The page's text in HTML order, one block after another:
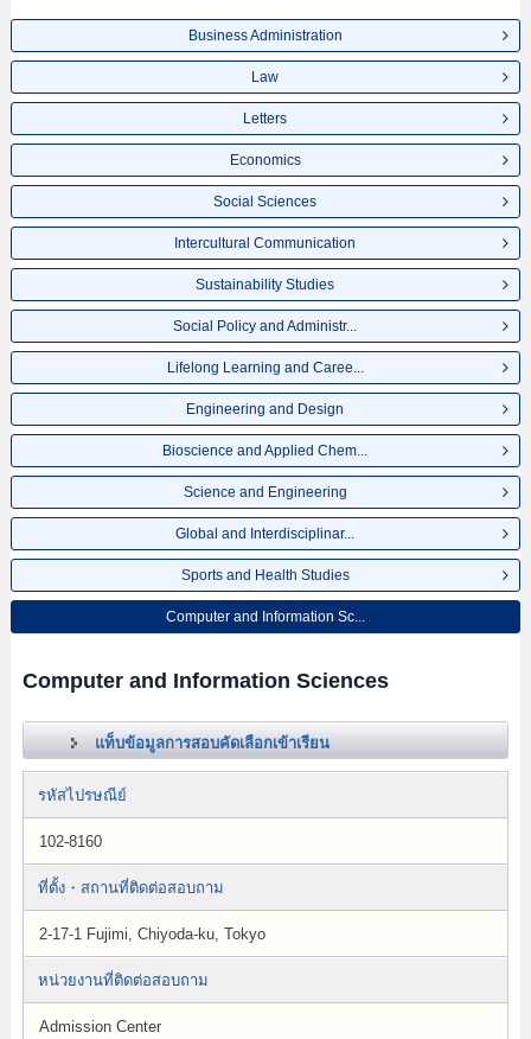
Business Administration
Law
Letters
Economics
Social Sciences
Intercultural Communication
Sustainability Studies
Social Policy and Administr...
Lifelong Learning and Caree...
Engineering and Design
Bioscience and Applied Chem...
Science and Engineering
Global and Interdisciplinar...
Sports and Health Studies
Computer and Information Sc...
Computer and Information Sciences
แท็บข้อมูลการสอบคัดเลือกเข้าเรียน
รหัสไปรษณีย์
102-8160
ที่ตั้ง・สถานที่ติดต่อสอบถาม
2-17-1 Fujimi, Chiyoda-ku, Tokyo
หน่วยงานที่ติดต่อสอบถาม
Admission Center